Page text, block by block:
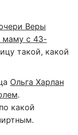
Веры
маму с 43-
такой, какой
Ольга Харлан
.
какой